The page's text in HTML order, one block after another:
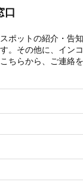
口
ポットの紹介・告
。その他に、イン
ちらから、ご連絡を